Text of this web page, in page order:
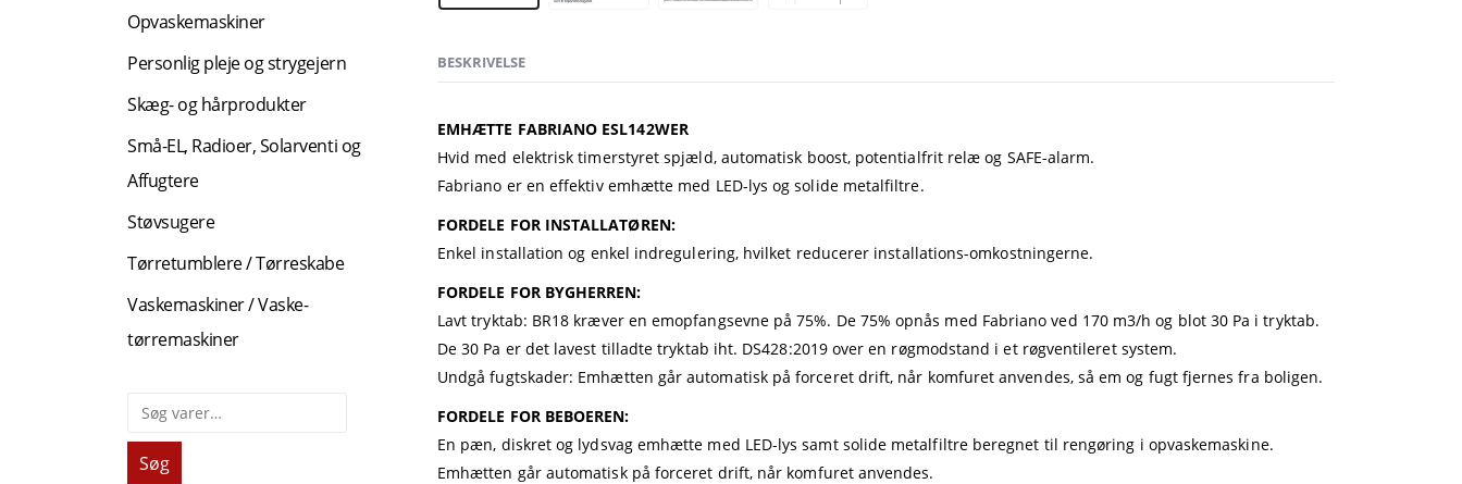
BESKRIVELSE
EMHÆTTE FABRIANO ESL142WER
Hvid med elektrisk timerstyret spjæld, automatisk boost, potentialfrit relæ og SAFE-alarm.
Fabriano er en effektiv emhætte med LED-lys og solide metalfiltre.
FORDELE FOR INSTALLATØREN:
Enkel installation og enkel indregulering, hvilket reducerer installations-omkostningerne.
FORDELE FOR BYGHERREN:
Lavt tryktab: BR18 kræver en emopfangsevne på 75%. De 75% opnås med Fabriano ved 170 m3/h og blot 30 Pa i tryktab.
De 30 Pa er det lavest tilladte tryktab iht. DS428:2019 over en røgmodstand i et røgventileret system.
Undgå fugtskader: Emhætten går automatisk på forceret drift, når komfuret anvendes, så em og fugt fjernes fra boligen.
FORDELE FOR BEBOEREN:
En pæn, diskret og lydsvag emhætte med LED-lys samt solide metalfiltre beregnet til rengøring i opvaskemaskine.
Emhætten går automatisk på forceret drift, når komfuret anvendes.
Opvaskemaskiner
Personlig pleje og strygejern
Skæg- og hårprodukter
Små-EL, Radioer, Solarventi og
Affugtere
Støvsugere
Tørretumblere / Tørreskabe
Vaskemaskiner / Vaske-
tørremaskiner
Søg